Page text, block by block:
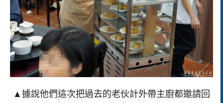
▲據說他們這次把過去的老伙計外帶主廚都邀請回